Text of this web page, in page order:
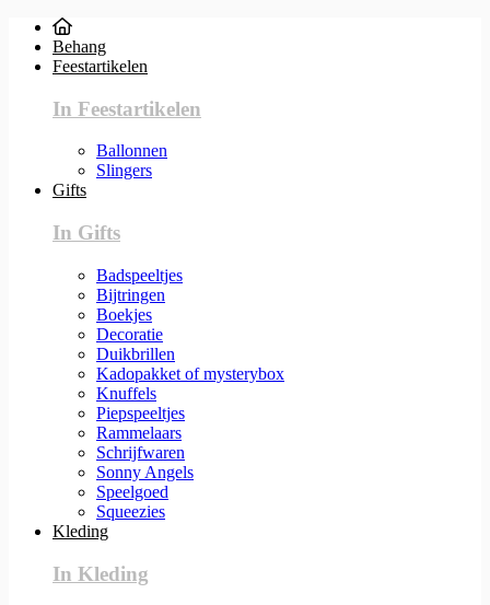
Behang
Feestartikelen
In Feestartikelen
Ballonnen
Slingers
Gifts
In Gifts
Badspeeltjes
Bijtringen
Boekjes
Decoratie
Duikbrillen
Kadopakket of mysterybox
Knuffels
Piepspeeltjes
Rammelaars
Schrijfwaren
Sonny Angels
Speelgoed
Squeezies
Kleding
In Kleding